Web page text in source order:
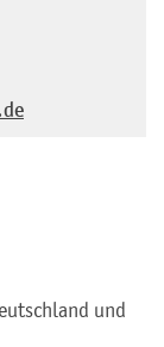
und